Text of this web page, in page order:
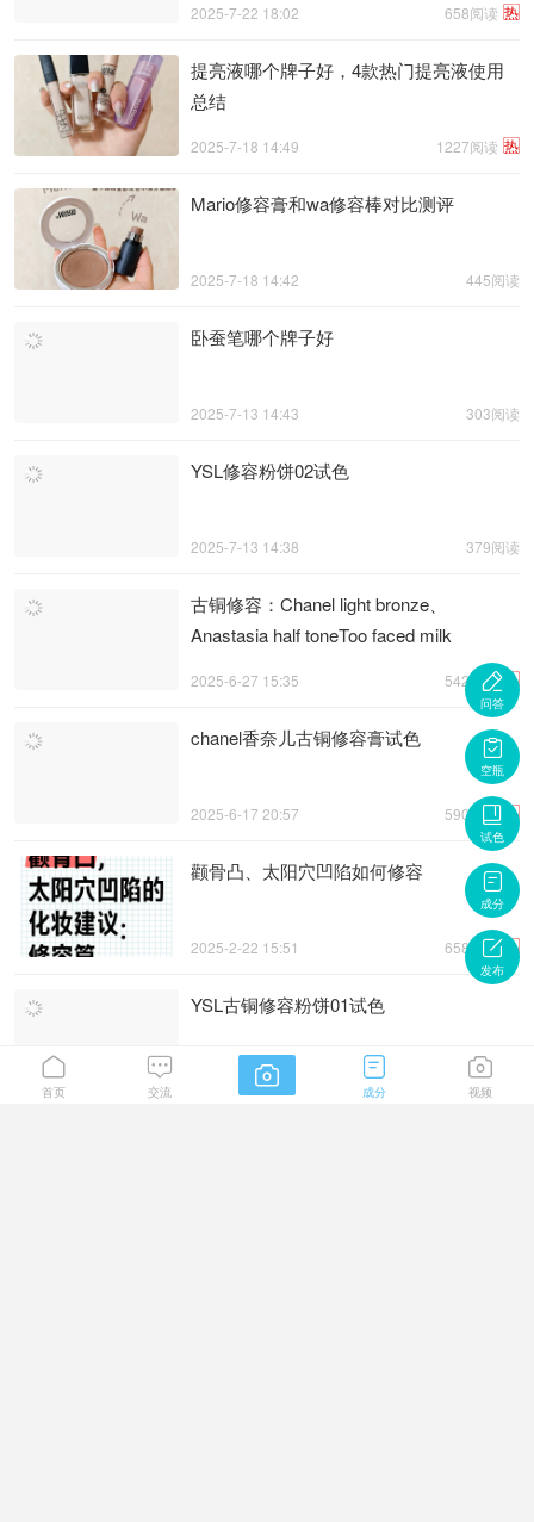
热
658阅读
2025-7-22 18:02
提亮液哪个牌子好，4款热门提亮液使用
总结
热
1227阅读
2025-7-18 14:49
Mario修容膏和wa修容棒对比测评
445阅读
2025-7-18 14:42
卧蚕笔哪个牌子好
303阅读
2025-7-13 14:43
YSL修容粉饼02试色
379阅读
2025-7-13 14:38
古铜修容：Chanel light bronze、
Anastasia half toneToo faced milk
热
542阅读
2025-6-27 15:35
chanel香奈儿古铜修容膏试色
热
590阅读
2025-6-17 20:57
颧骨凸、太阳穴凹陷如何修容
热
658阅读
2025-2-22 15:51
YSL古铜修容粉饼01试色
683阅读
2025-2-16 14:02

问答

空瓶

试色

成分

发布

首页

交流
 
成分

视频